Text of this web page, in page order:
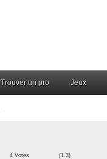
Trouver un pro Jeux
4 Votes (1.3)